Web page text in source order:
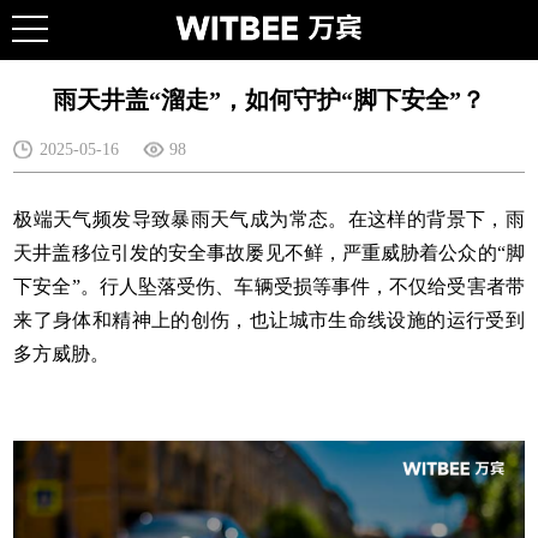
雨天井盖“溜走”，如何守护“脚下安全”？
2025-05-16 98
极端天气频发导致暴雨天气成为常态。在这样的背景下，雨
天井盖移位引发的安全事故屡见不鲜，严重威胁着公众的“脚
下安全”。行人坠落受伤、车辆受损等事件，不仅给受害者带
来了身体和精神上的创伤，也让城市生命线设施的运行受到
多方威胁。